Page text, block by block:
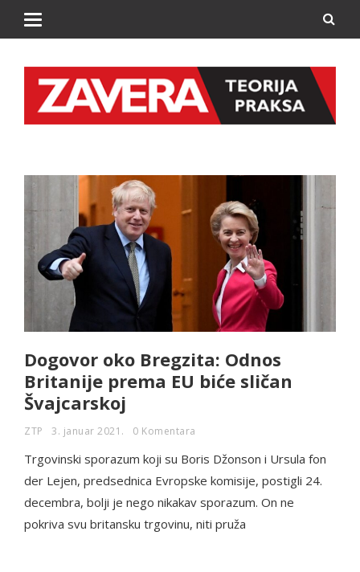
Dogovor oko Bregzita: Odnos
Britanije prema EU biće sličan
Švajcarskoj
ZTP 3. januar 2021. 0 Komentara
Trgovinski sporazum koji su Boris Džonson i Ursula fon
der Lejen, predsednica Evropske komisije, postigli 24.
decembra, bolji je nego nikakav sporazum. On ne
pokriva svu britansku trgovinu, niti pruža